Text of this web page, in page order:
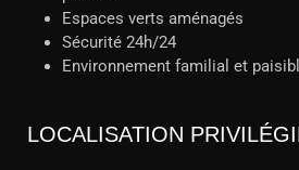
Espaces verts aménagés
Sécurité 24h/24
Environnement familial et
LOCALISATION